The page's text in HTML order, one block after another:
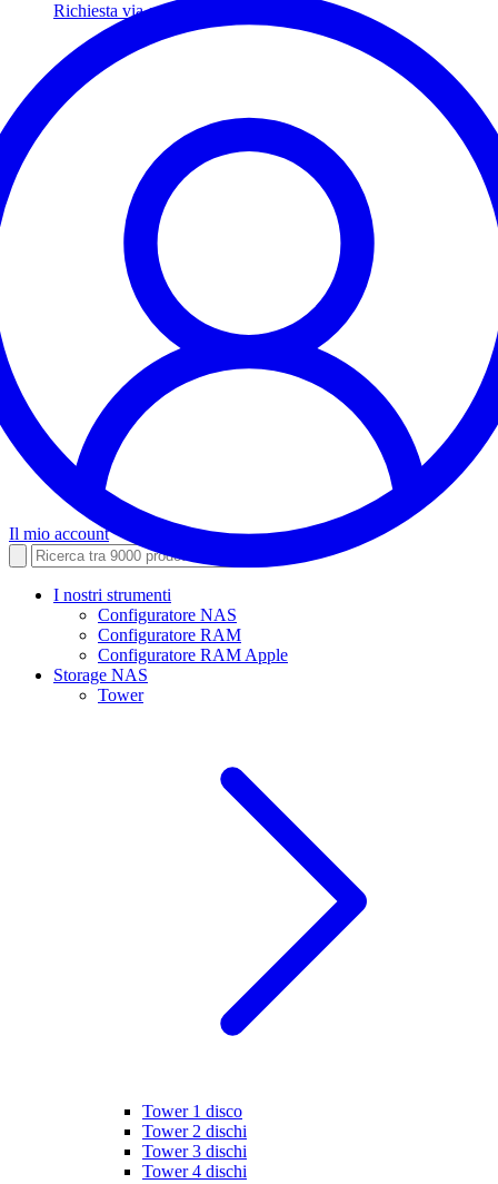
Richiesta via email
Il mio account
I nostri strumenti
Configuratore NAS
Configuratore RAM
Configuratore RAM Apple
Storage NAS
Tower
Tower 1 disco
Tower 2 dischi
Tower 3 dischi
Tower 4 dischi